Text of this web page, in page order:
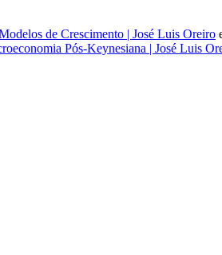
de Crescimento | José Luis Oreiro
Pós-Keynesiana | José Luis